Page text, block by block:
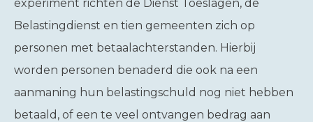
experiment richten de Dienst Toeslagen, de
Belastingdienst en tien gemeenten zich op
personen met betaalachterstanden. Hierbij
worden personen benaderd die ook na een
aanmaning hun belastingschuld nog niet hebben
betaald, of een te veel ontvangen bedrag aan